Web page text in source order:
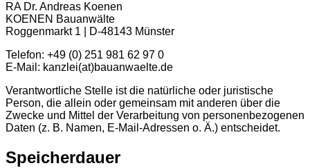
RA Dr. Andreas Koenen
KOENEN Bauanwälte
Roggenmarkt 1 | D-48143 Münster
Telefon: +49 (0) 251 981 62 97 0
E-Mail: kanzlei(at)bauanwaelte.de
Verantwortliche Stelle ist die natürliche oder juristische
Person, die allein oder gemeinsam mit anderen über die
Zwecke und Mittel der Verarbeitung von personenbezogenen
Daten (z. B. Namen, E-Mail-Adressen o. Ä.) entscheidet.
Speicherdauer